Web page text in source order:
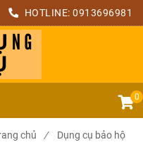
HOTLINE: 0913696981
0
chủ / Dụng cụ bảo hộ